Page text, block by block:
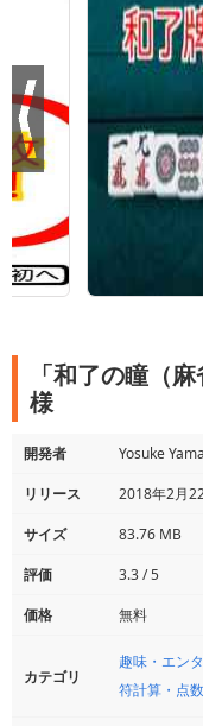
「和了の瞳（
様
開発者
Yosuke
リリース
2018年2月
サイズ
83.76 MB
評価
3.3 / 5
価格
無料
カテゴリ
趣味・エン
符計算・点